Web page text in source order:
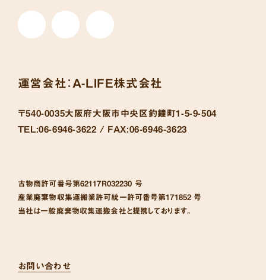
運営会社： A-LIFE株式会社
〒540-0035大阪府大阪市中央区釣鐘町1-5-9-504
TEL:06-6946-3622 / FAX:06-6946-3623
古物商許可番号第62117R032230 号
産業廃棄物収集運搬業許可統一許可番号第171852 号
当社は一般廃棄物収集運搬会社と提携しております。
お問い合わせ